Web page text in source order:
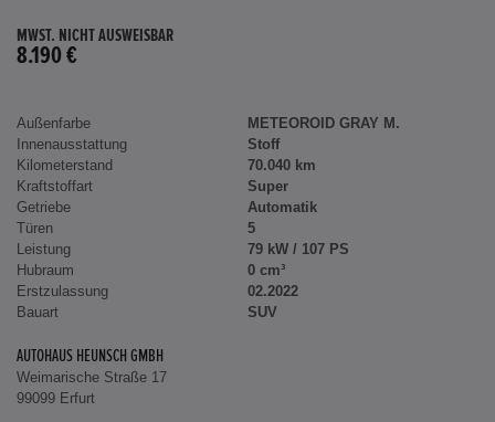
MWST. NICHT AUSWEISBAR
8.190 €
Außenfarbe
METEOROID GRAY M.
Innenausstattung
Stoff
Kilometerstand
70.040 km
Kraftstoffart
Super
Getriebe
Automatik
Türen
5
Leistung
79 kW / 107 PS
Hubraum
0 cm³
Erstzulassung
02.2022
Bauart
SUV
AUTOHAUS HEUNSCH GMBH
Weimarische Straße 17
99099 Erfurt